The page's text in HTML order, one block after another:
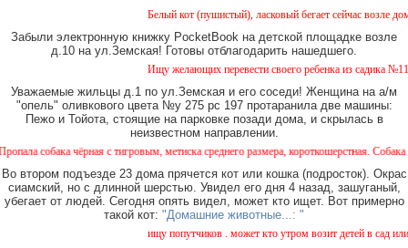
Белый кот (пушистый), ласковый бегает сейчас возле
Забыли электронную книжку PocketBook на детской площадке возле
д.10 на ул.Земская! Готовы отблагодарить нашедшего.
Ищу желающих перевести своего ребенка из садика
Уважаемые жильцы д.1 по ул.Земская и его соседи! Женщина на а/м
"опель" оливкового цвета №у 275 рс 197 протаранила две машины:
Пежо и Тойота, стоящие на парковке позади дома, и скрылась в
неизвестном направлении.
чёрная с тигровым, метиска среднего размера, короткошерстная. Собака
Во втором подъезде 23 дома прячется кот или кошка (подросток). Окрас
сиамский, но с длинной шерстью. Увидел его дня 4 назад, зашуганый,
убегает от людей. Сегодня опять видел, может кто ищет. Вот примерно
такой кот: "Домашние животные...: "
ищу попутчиков . может кто утром возит детей в сад